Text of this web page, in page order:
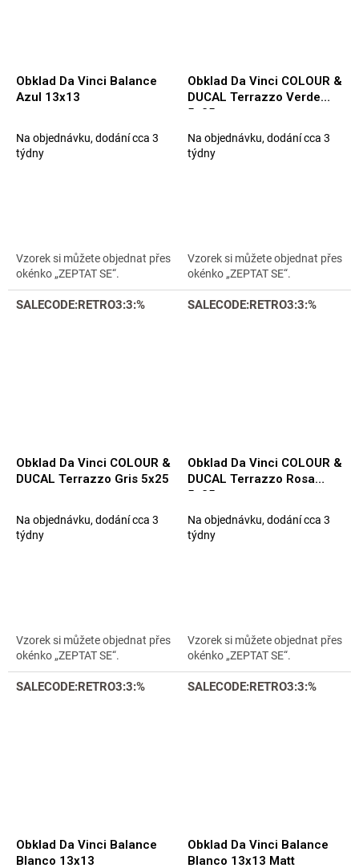
Obklad Da Vinci Balance
Azul 13x13
Na objednávku, dodání cca 3
týdny
Vzorek si můžete objednat přes
okénko „ZEPTAT SE“.
Obklad Da Vinci COLOUR &
DUCAL Terrazzo Verde
5x25
Na objednávku, dodání cca 3
týdny
Vzorek si můžete objednat přes
okénko „ZEPTAT SE“.
SALECODE:RETRO3:3:%
Obklad Da Vinci COLOUR &
DUCAL Terrazzo Gris 5x25
Na objednávku, dodání cca 3
týdny
Vzorek si můžete objednat přes
okénko „ZEPTAT SE“.
SALECODE:RETRO3:3:%
Obklad Da Vinci COLOUR &
DUCAL Terrazzo Rosa
5x25
Na objednávku, dodání cca 3
týdny
Vzorek si můžete objednat přes
okénko „ZEPTAT SE“.
SALECODE:RETRO3:3:%
Obklad Da Vinci Balance
Blanco 13x13
SALECODE:RETRO3:3:%
Obklad Da Vinci Balance
Blanco 13x13 Matt